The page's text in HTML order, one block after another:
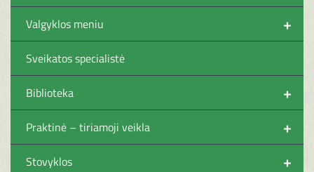
+
Valgyklos meniu
Sveikatos specialistė
+
Biblioteka
+
Praktinė – tiriamoji veikla
+
Stovyklos